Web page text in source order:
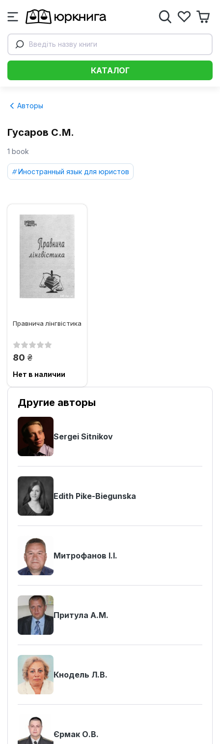
Введіть назву книги
КАТАЛОГ
Авторы
Гусаров С.М.
1 book
Иностранный язык для юристов
Правнича лінгвістика
80 грн.
Нет в наличии
Другие авторы
Sergei Sitnikov
Edith Pike-Biegunska
Митрофанов І.І.
Притула А.М.
Кнодель Л.В.
Єрмак О.В.